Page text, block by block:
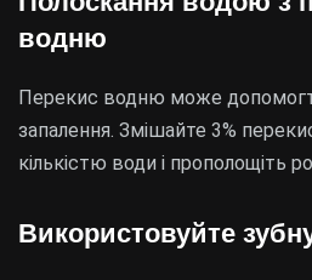
водню
Перекис водню може
запалення. Змішайте 3%
кількістю води і прополощіть
Використовуйте